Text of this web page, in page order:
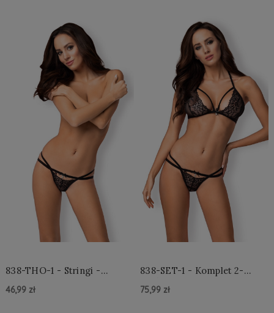
838-THO-1 - Stringi -
46,99 zł
838-SET-1 - Komplet 2-
75,99 zł